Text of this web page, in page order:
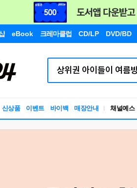
eBook 크레마클럽 CD/LP DVD/BD
신상품 이벤트 바이백 매장안내 채널예스